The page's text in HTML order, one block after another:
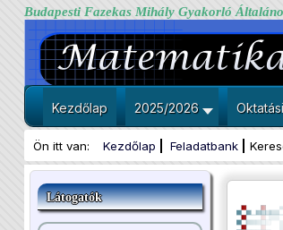
Budapesti Fazekas Mihály Gyakorló
Kezdőlap 2025/2026
Ön itt van: Kezdőlap Feladatbank
Látogatók